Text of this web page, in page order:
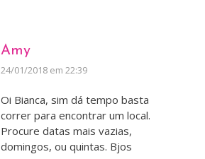
Amy
disse:
24/01/2018 em 22:39
Oi Bianca, sim dá tempo basta
correr para encontrar um local.
Procure datas mais vazias,
domingos, ou quintas. Bjos